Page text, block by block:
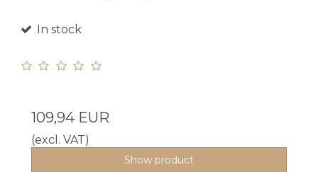
In stock
109,94 EUR
(excl. VAT)
Show product